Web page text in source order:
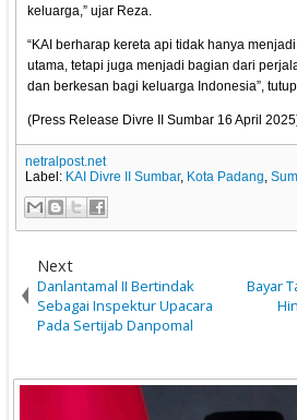
keluarga,” ujar Reza.
“KAI berharap kereta api tidak hanya
utama, tetapi juga menjadi bagian dari
dan berkesan bagi keluarga Indonesia”,
(Press Release Divre II Sumbar 16 April
netralpost.net
Label: KAI Divre II Sumbar, Kota Padang,
Next
Danlantamal II Bertindak
Sebagai Inspektur Upacara
Pada Sertijab Danpomal
Bayar